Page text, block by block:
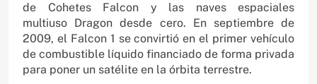
de Cohetes Falcon y las naves espaciales
multiuso Dragon desde cero. En septiembre de
2009, el Falcon 1 se convirtió en el primer vehículo
de combustible líquido financiado de forma privada
para poner un satélite en la órbita terrestre.